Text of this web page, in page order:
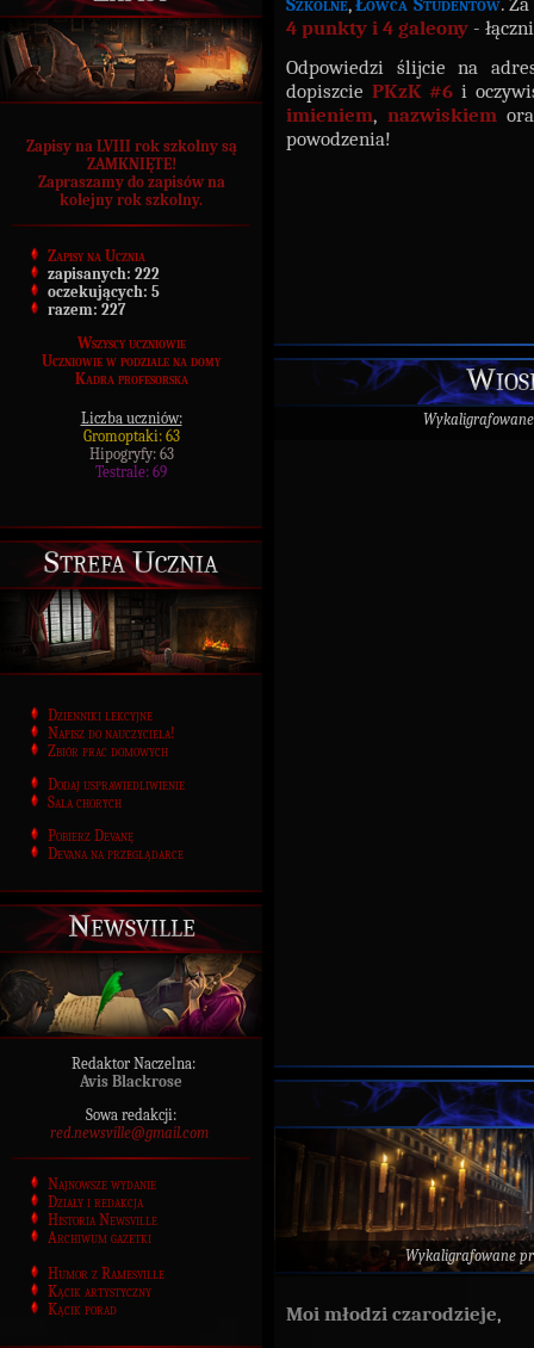
Zapisy na LVIII rok szkolny są
ZAMKNIĘTE!
Zapraszamy do zapisów na
kolejny rok szkolny.
Zapisy na Ucznia
zapisanych: 222
oczekujących: 5
razem: 227
Wszyscy uczniowie
Uczniowie w podziale na domy
Kadra profesorska
Liczba uczniów:
Gromoptaki: 63
Hipogryfy: 63
Testrale: 69
Strefa Ucznia
Dzienniki lekcyjne
Napisz do nauczyciela!
Zbiór prac domowych
Dodaj usprawiedliwienie
Sala chorych
Pobierz Devanę
Devana na przeglądarce
Newsville
Redaktor Naczelna:
Avis Blackrose
Sowa redakcji:
red.newsville@gmail.com
Najnowsze wydanie
Działy i redakcja
Historia Newsville
Archiwum gazetki
Humor z Ramesville
Kącik artystyczny
Kącik porad
4 punkty i 4 galeony -
Odpowiedzi ślijcie na
dopiszcie PKzK #6 i
imieniem, nazwiskiem
powodzenia!
Wykaligrafowane
Moi młodzi czarodzieje,